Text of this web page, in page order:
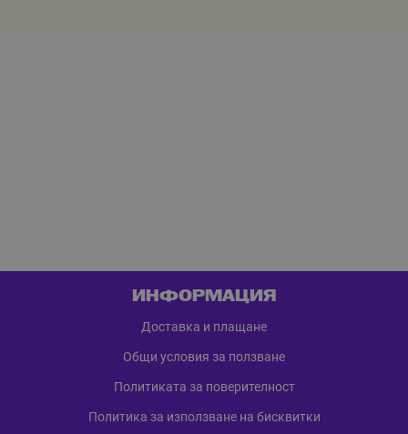
ИНФОРМАЦИЯ
Доставка и плащане
Общи условия за ползване
Политиката за поверителност
Политика за използване на бисквитки